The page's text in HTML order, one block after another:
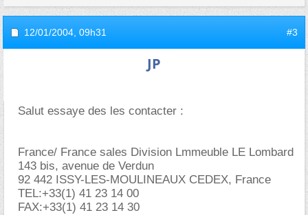
12/01/2004, 09h31 #3
JP
Salut essaye des les contacter :
France/ France sales Division Lmmeuble LE Lombard
143 bis, avenue de Verdun
92 442 ISSY-LES-MOULINEAUX CEDEX, France
TEL:+33(1) 41 23 14 00
FAX:+33(1) 41 23 14 30